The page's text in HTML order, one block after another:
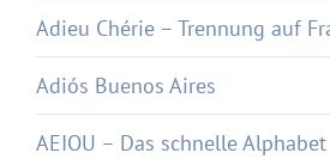
Adieu Chérie – Trennung auf
Adiós Buenos Aires
AEIOU – Das schnelle